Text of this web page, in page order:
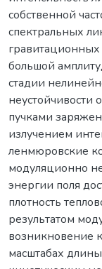
собственной
спектральных
большой
стадии
неустойчивости
пучками
излучением
ленмюровские
модуляционно
энергии поля
плотность
результатом
возникновение
масштабах